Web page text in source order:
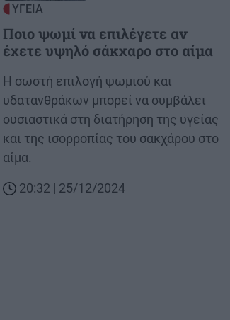
ΥΓΕΙΑ
Ποιο ψωμί να επιλέγετε αν
έχετε υψηλό σάκχαρο στο αίμα
Body
Η σωστή επιλογή ψωμιού και
υδατανθράκων μπορεί να συμβάλει
ουσιαστικά στη διατήρηση της υγείας
και της ισορροπίας του σακχάρου στο
αίμα.
20:32 | 25/12/2024